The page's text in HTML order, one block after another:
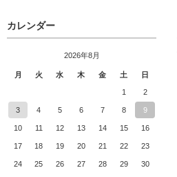
カレンダー
2026年8月
月 火 水 木 金 土 日
1 2
3 4 5 6 7 8 9
10 11 12 13 14 15 16
17 18 19 20 21 22 23
24 25 26 27 28 29 30